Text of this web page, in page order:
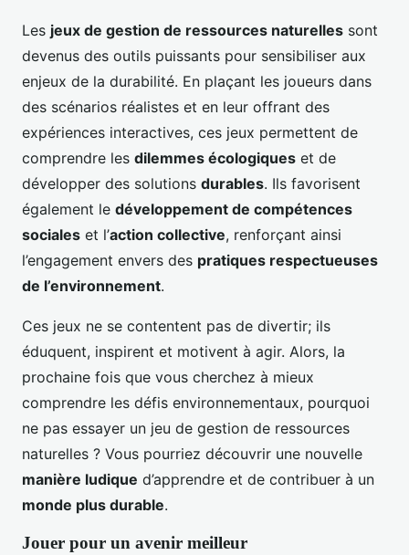
Les jeux de gestion de ressources naturelles sont
devenus des outils puissants pour sensibiliser aux
enjeux de la durabilité. En plaçant les joueurs dans
des scénarios réalistes et en leur offrant des
expériences interactives, ces jeux permettent de
comprendre les dilemmes écologiques et de
développer des solutions durables. Ils favorisent
également le développement de compétences
sociales et l’action collective, renforçant ainsi
l’engagement envers des pratiques respectueuses
de l’environnement.
Ces jeux ne se contentent pas de divertir; ils
éduquent, inspirent et motivent à agir. Alors, la
prochaine fois que vous cherchez à mieux
comprendre les défis environnementaux, pourquoi
ne pas essayer un jeu de gestion de ressources
naturelles ? Vous pourriez découvrir une nouvelle
manière ludique d’apprendre et de contribuer à un
monde plus durable.
Jouer pour un avenir meilleur